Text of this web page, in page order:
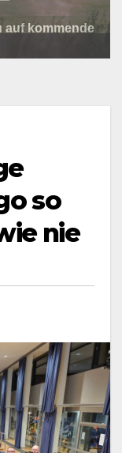
auf kommende
2026
so
nie